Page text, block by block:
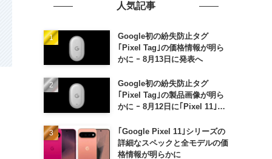
人気記事
Google初の紛失防止タグ
｢Pixel Tag｣の価格情報が明ら
かに ｰ 8月13日に発表へ
Google初の紛失防止タグ
｢Pixel Tag｣の製品画像が明ら
かに ｰ 8月12日に｢Pixel 11｣な
｢Google Pixel 11｣シリーズの
詳細なスペックと全モデルの価
格情報が明らかに